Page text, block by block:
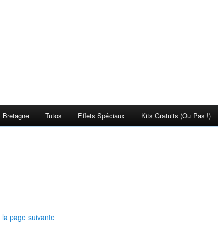
Bretagne Tutos Effets Spéciaux Kits Gratuits (ou Pas !)
page suivante